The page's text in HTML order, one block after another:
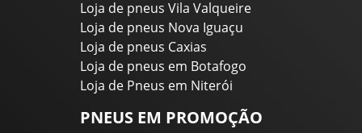
Loja de pneus Vila Valqueire
Loja de pneus Nova Iguaçu
Loja de pneus Caxias
Loja de pneus em Botafogo
Loja de Pneus em Niterói
PNEUS EM PROMOÇÃO